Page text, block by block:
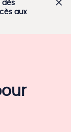
dès
aux